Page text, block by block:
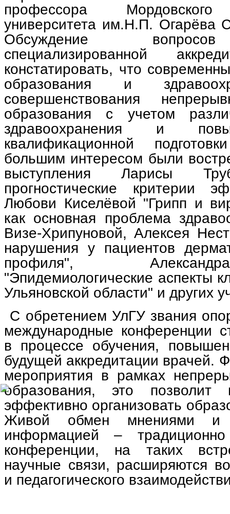
профессора Мордовского
университета им.Н.П. Огарёва
Обсуждение
специализированной
констатировать, что
образования и
совершенствования
образования с учетом
здравоохранения и
квалификационной
большим интересом были
выступления Ларисы
прогностические критерии
Любови Киселёвой "Грипп и
как основная проблема
Визе-Хрипуновой, Алексея
нарушения у пациентов
профиля",
"Эпидемиологические аспекты
Ульяновской области" и других
С обретением УлГУ звания
международные конференции
в процессе обучения,
будущей аккредитации врачей.
мероприятия в рамках
образования, это
эффективно организовать
Живой обмен мнениями и
информацией –
конференции, на таких
научные связи, расширяются
и педагогического